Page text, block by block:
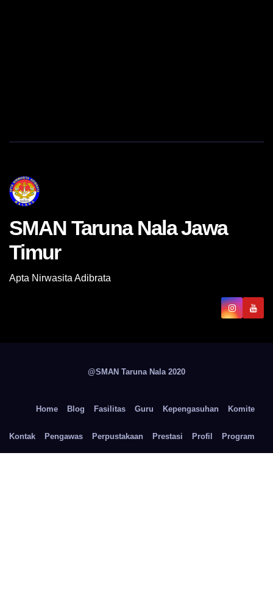
SMAN Taruna Nala Jawa
Timur
Apta Nirwasita Adibrata
@SMAN Taruna Nala 2020
Home Blog Fasilitas Guru Kepengasuhan Komite
Kontak Pengawas Perpustakaan Prestasi Profil Program